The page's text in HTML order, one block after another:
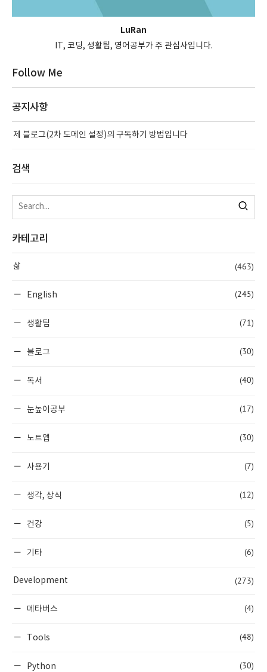
LuRan
IT, 코딩, 생활팁, 영어공부가 주 관심사입니다.
Follow Me
공지사항
제 블로그(2차 도메인 설정)의 구독하기 방법입니다
검색
카테고리
삶 (463)
English (245)
생활팁 (71)
블로그 (30)
독서 (40)
눈높이공부 (17)
노트앱 (30)
사용기 (7)
생각, 상식 (12)
건강 (5)
기타 (6)
Development (273)
메타버스 (4)
Tools (48)
Python (30)